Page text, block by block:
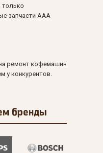
только
запчасти ААА
ремонт кофемашин
у конкурентов.
бренды